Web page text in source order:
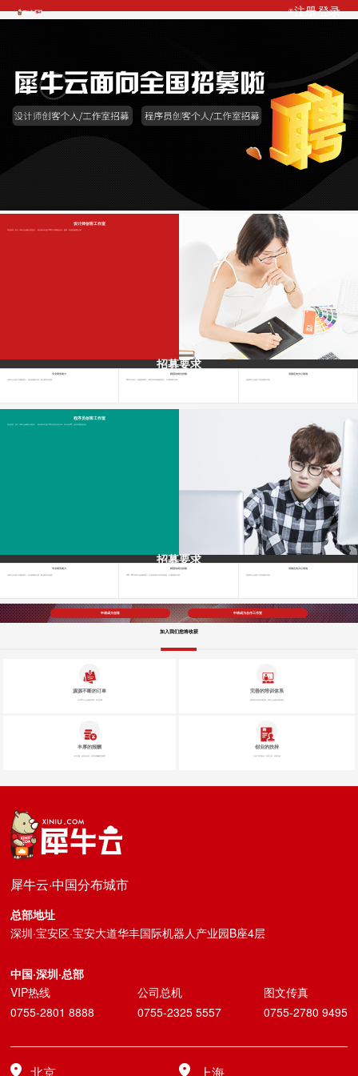
注册登录
设计师创客工作室
招募要求
专业商务能力 精湛的岗位技能 有稳定的办公场地
程序员创客工作室
招募要求
专业商务能力 精湛的岗位技能 有稳定的办公场地
申请成为创客 申请成为合作工作室
加入我们您将收获
源源不断的订单 完善的培训体系
丰厚的报酬 创业的扶持
犀牛云·中国分布城市
中国·深圳·总部
VIP热线
0755-2801 8888
公司总机
0755-2325 5557
图文传真
0755-2780 9495
总部地址
深圳·宝安区·宝安大道华丰国际机器人产业园B座4层